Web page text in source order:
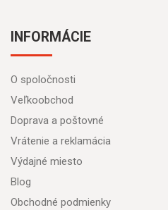
INFORMÁCIE
O spoločnosti
Veľkoobchod
Doprava a poštovné
Vrátenie a reklamácia
Výdajné miesto
Blog
Obchodné podmienky